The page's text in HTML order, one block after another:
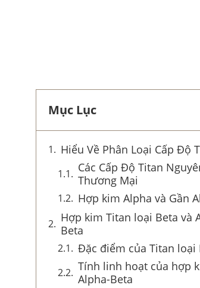
Mục Lục
Hiểu Về Phân Loại Cấp Độ
Các Cấp Độ Titan
Thương Mại
Hợp kim Alpha và Gần
Hợp kim Titan loại Beta và
Beta
Đặc điểm của Titan loại
Tính linh hoạt của hợp
Alpha-Beta